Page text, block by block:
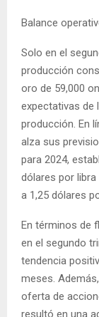
Balance
Solo en el
producción
oro de 59,000
expectativas de
producción. En
alza sus
para 2024,
dólares por
a 1,25 dólares
En términos de
en el segundo
tendencia
meses.
oferta de
resultó en una